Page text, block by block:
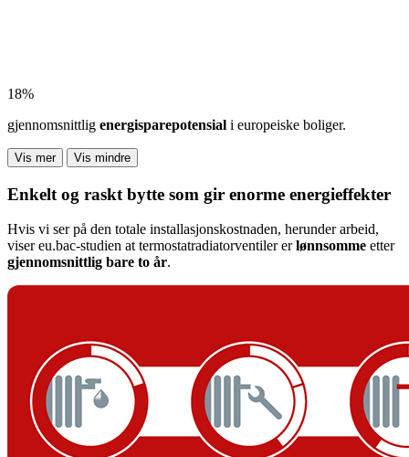
18%
gjennomsnittlig energisparepotensial i europeiske boliger.
Vis mer Vis mindre
Enkelt og raskt bytte som gir enorme energieffekter
Hvis vi ser på den totale installasjonskostnaden, herunder arbeid,
viser eu.bac-studien at termostatradiatorventiler erlønnsomme etter
gjennomsnittlig bare to år.